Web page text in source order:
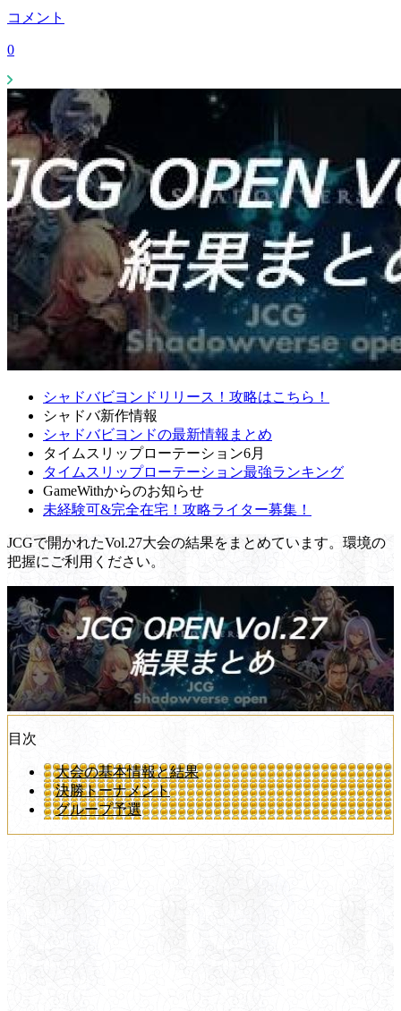
コメント
0
シャドバビヨンドリリース！攻略はこちら！
シャドバ新作情報
シャドバビヨンドの最新情報まとめ
タイムスリップローテーション6月
タイムスリップローテーション最強ランキング
GameWithからのお知らせ
未経験可&完全在宅！攻略ライター募集！
JCGで開かれたVol.27大会の結果をまとめています。環境の
把握にご利用ください。
目次
大会の基本情報と結果
決勝トーナメント
グループ予選